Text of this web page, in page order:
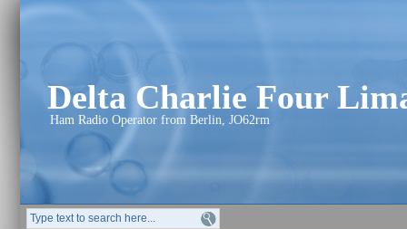
Delta Charlie Four
Ham Radio Operator from Berlin, JO62rm